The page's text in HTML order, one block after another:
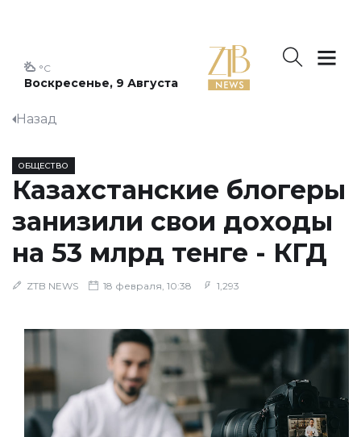
Воскресенье, 9 Августа
°C
Назад
ОБЩЕСТВО
Казахстанские блогеры
занизили свои доходы
на 53 млрд тенге - КГД
ZTB NEWS 18 февраля, 10:38 1,293